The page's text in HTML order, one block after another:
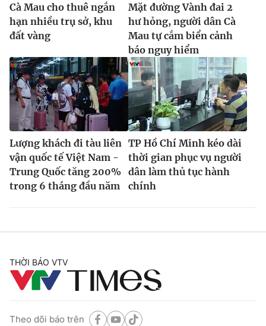
Cà Mau cho thuê ngắn
hạn nhiều trụ sở, khu
đất vàng
Mặt đường Vành đai 2
hư hỏng, người dân Cà
Mau tự cắm biển cảnh
báo nguy hiểm
Lượng khách đi tàu liên
vận quốc tế Việt Nam -
Trung Quốc tăng 200%
trong 6 tháng đầu năm
TP Hồ Chí Minh kéo dài
thời gian phục vụ người
dân làm thủ tục hành
chính
THỜI BÁO VTV
Theo dõi báo trên